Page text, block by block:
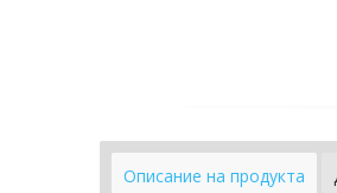
Описание на продукта